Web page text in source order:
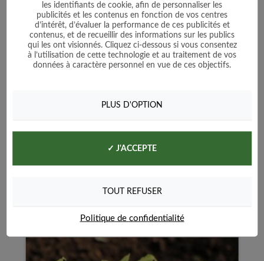
Radis Noir Gros Long d'Hiver de Paris
Voir le produit
les identifiants de cookie, afin de personnaliser les
publicités et les contenus en fonction de vos centres
d’intérêt, d’évaluer la performance de ces publicités et
contenus, et de recueillir des informations sur les publics
qui les ont visionnés. Cliquez ci-dessous si vous consentez
à l’utilisation de cette technologie et au traitement de vos
données à caractère personnel en vue de ces objectifs.
PLUS D'OPTION
✓ J'ACCEPTE
TOUT REFUSER
Politique de confidentialité